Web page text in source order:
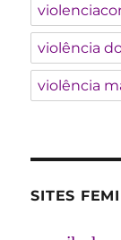
violência
violência
SITES